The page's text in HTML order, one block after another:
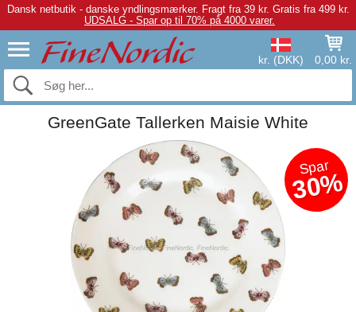
Dansk netbutik - danske yndlingsmærker. Fragt fra 39 kr. Gratis fra 499 kr.
UDSALG - Spar op til 70% på 4000 varer.
kr. (DKK) 0,00 kr.
GreenGate Tallerken Maisie White
Spar
30%